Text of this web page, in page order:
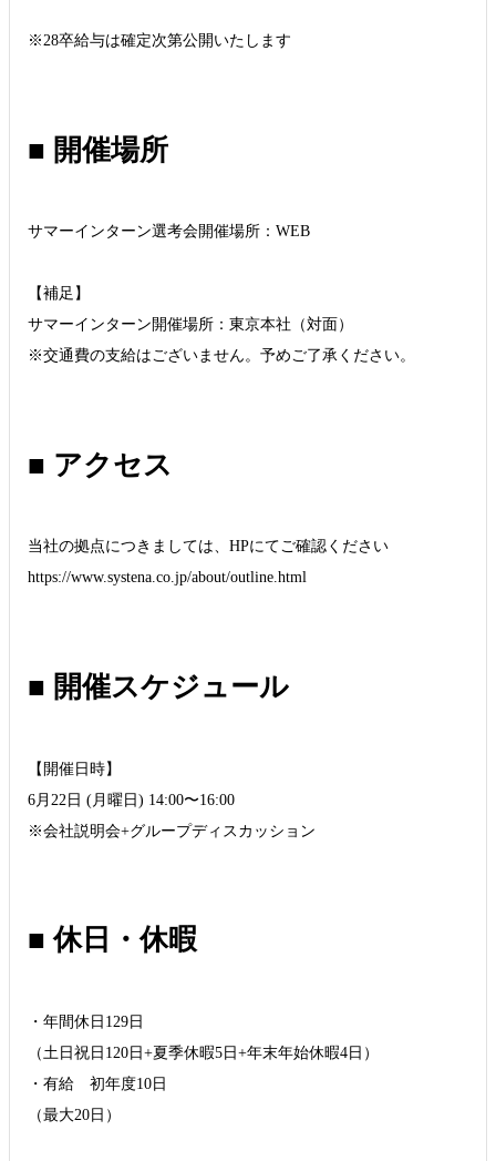
※28卒給与は確定次第公開いたします
■ 開催場所
サマーインターン選考会開催場所：WEB
【補足】
サマーインターン開催場所：東京本社（対面）
※交通費の支給はございません。予めご了承ください。
■ アクセス
当社の拠点につきましては、HPにてご確認ください
https://www.systena.co.jp/about/outline.html
■ 開催スケジュール
【開催日時】
6月22日 (月曜日) 14:00〜16:00
※会社説明会+グループディスカッション
■ 休日・休暇
・年間休日129日
（土日祝日120日+夏季休暇5日+年末年始休暇4日）
・有給 初年度10日
（最大20日）